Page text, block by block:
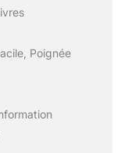
Poignée